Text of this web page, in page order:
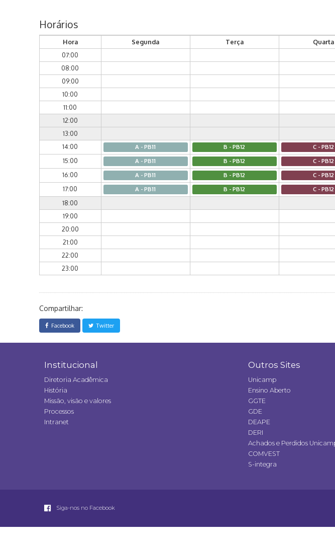
Horários
Hora Segunda Terça Quarta
07:00
08:00
09:00
10:00
11:00
12:00
13:00
14:00
A - PB11 B - PB12 C - PB12
15:00 A - PB11 B - PB12 C - PB12
16:00 A - PB11 B - PB12 C - PB12
17:00 A - PB11 B - PB12 C - PB12
18:00
19:00
20:00
21:00
22:00
23:00
Compartilhar:
Facebook Twitter
Institucional
Diretoria Acadêmica
História
Missão, visão e valores
Processos
Intranet
Outros Sites
Unicamp
Ensino Aberto
GGTE
GDE
DEAPE
DERI
Achados e Perdidos
COMVEST
S-integra
Siga-nos no Facebook